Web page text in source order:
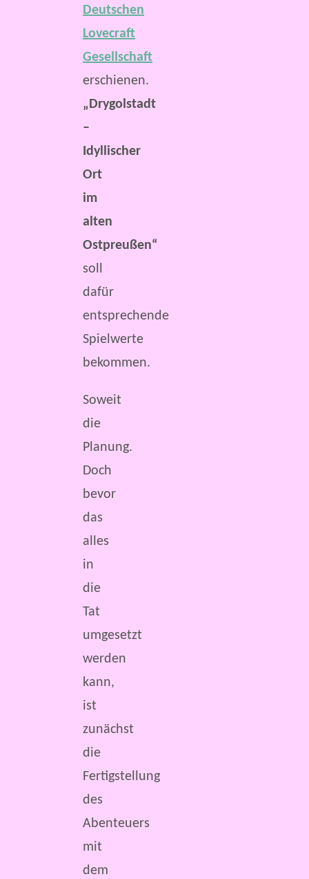
Deutschen
Lovecraft
Gesellschaft
erschienen.
„Drygolstadt
–
Idyllischer
Ort
im
alten
Ostpreußen“
soll
dafür
entsprechende
Spielwerte
bekommen.
Soweit
die
Planung.
Doch
bevor
das
alles
in
die
Tat
umgesetzt
werden
kann,
ist
zunächst
die
Fertigstellung
des
Abenteuers
mit
dem